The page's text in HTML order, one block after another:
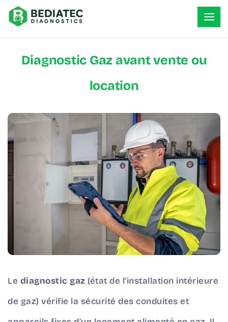
Diagnostic Gaz avant vente ou
location
Le diagnostic gaz (état de l’installation intérieure
de gaz) vérifie la sécurité des conduites et